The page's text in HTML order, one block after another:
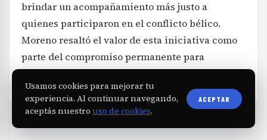
brindar un acompañamiento más justo a
quienes participaron en el conflicto bélico.
Moreno resaltó el valor de esta iniciativa como
parte del compromiso permanente para
reconocer la importancia de estos veteranos.
Usamos cookies para mejorar tu
experiencia. Al continuar navegando,
aceptás nuestro uso de cookies.
ACEPTAR